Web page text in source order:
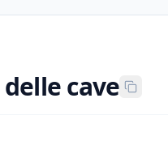
cave